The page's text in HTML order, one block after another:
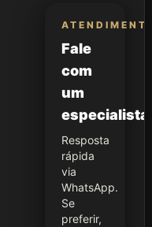
ATENDIMENTO
Fale
com
um
especialista
Resposta
rápida
via
WhatsApp.
Se
preferir,